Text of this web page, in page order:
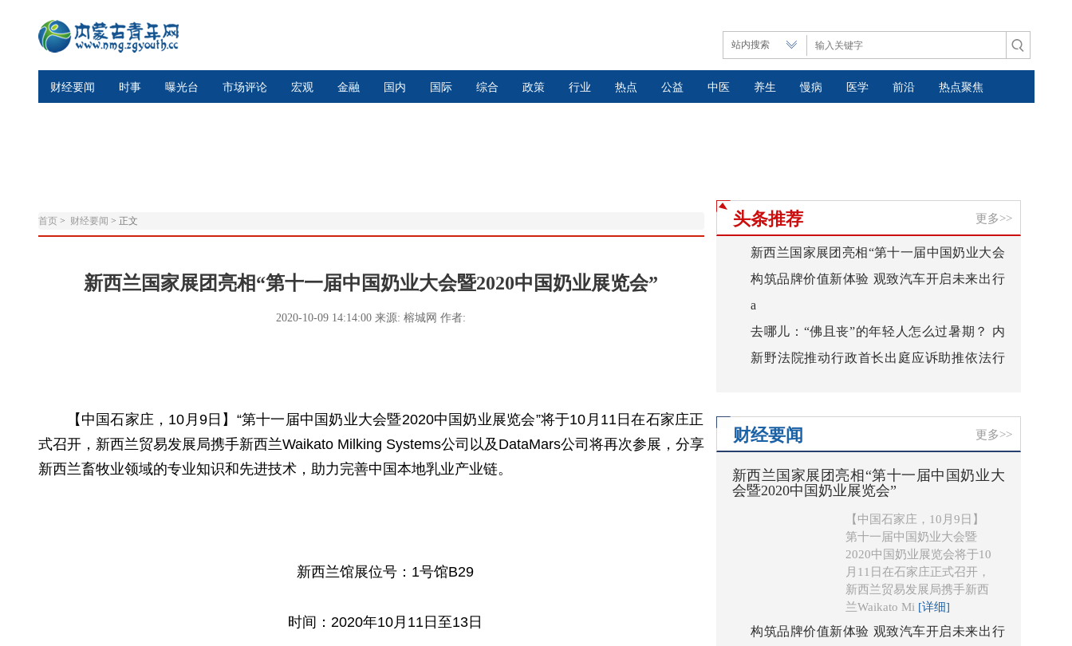
财经要闻 时事 曝光台 市场评论 宏观 金融 国内 国际 综合 政策 行业 热点 公益 中医 养生 慢病 医学 前沿 热点聚焦
首页> 财经要闻 > 正文
新西兰国家展团亮相“第十一届中国奶业大会暨2020中国奶业展览会”
2020-10-09 14:14:00 来源: 榕城网 作者:
【中国石家庄，10月9日】“第十一届中国奶业大会暨2020中国奶业展览会”将于10月11日在石家庄正
式召开，新西兰贸易发展局携手新西兰Waikato Milking Systems公司以及DataMars公司将再次参展，分享
新西兰畜牧业领域的专业知识和先进技术，助力完善中国本地乳业产业链。
新西兰馆展位号：1号馆B29
时间：2020年10月11日至13日
头条推荐 更多>>
新西兰国家展团亮相“第十一届中国奶业大会
暨2020中国奶业展览会”
构筑品牌价值新体验 观致汽车开启未来出行
新生活
a
去哪儿：“佛且丧”的年轻人怎么过暑期？ 内
蒙古相关热词搜索量增幅超5成
新野法院推动行政首长出庭应诉助推依法行
财经要闻 更多>>
新西兰国家展团亮相“第十一届中国奶业大
会暨2020中国奶业展览会”
【中国石家庄，10月9日】
第十一届中国奶业大会暨
2020中国奶业展览会将于10
月11日在石家庄正式召开，
新西兰贸易发展局携手新西
兰Waikato Mi [详细]
构筑品牌价值新体验 观致汽车开启未来出行